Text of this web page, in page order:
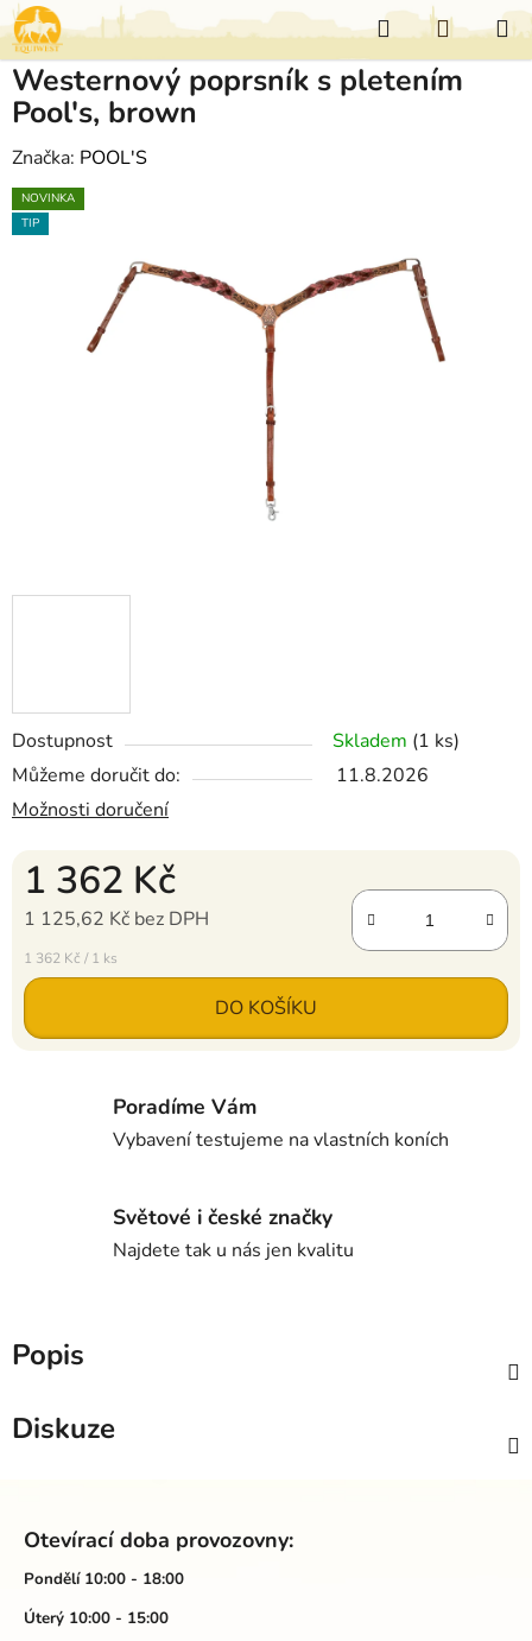
Přejít
na
obsah
Hledat
KOŠÍK
Dostupnost Skladem (1 ks)
Můžeme doručit do:
11.8.2026
Možnosti doručení
1 362 Kč
1 125,62 Kč bez DPH
Měrná cena:
1 362 Kč / 1 ks
DO KOŠÍKU
Westernový poprsník s pletením
Pool's, brown
Značka: POOL'S
NOVINKA
TIP
Poradíme Vám
Vybavení testujeme na vlastních koních
Světové i české značky
Najdete tak u nás jen kvalitu
Popis
Diskuze
Otevírací doba provozovny:
Pondělí 10:00 - 18:00
Úterý 10:00 - 15:00